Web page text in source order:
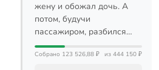
жену и обожал дочь. А
потом, будучи
пассажиром, разбился…
Собрано 123 526,88 ₽ из 444 150 ₽